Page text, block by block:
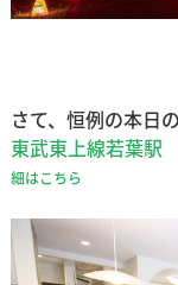
さて、恒例の本日
東武東上線若葉
細はこちら